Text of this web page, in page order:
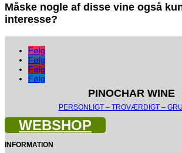
Måske nogle af disse vine også
interesse?
Følg
Følg
Følg
Følg
PINOCHAR WINE
PERSONLIGT – TROVÆRDIGT –
WEBSHOP
INFORMATION